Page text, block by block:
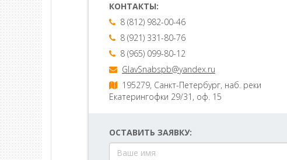
КОНТАКТЫ:
8 (812) 982-00-46
8 (921) 331-80-76
8 (965) 099-80-12
GlavSnabspb@yandex.ru
195279, Санкт-Петербург, наб. реки
Екатерингофки 29/31, оф. 15
ОСТАВИТЬ ЗАЯВКУ: